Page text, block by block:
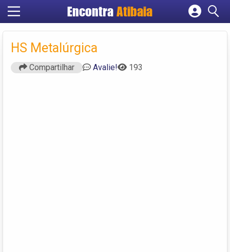
Encontra Atibaia
Cadastrar empresa
HS Metalúrgica
Compartilhar Avalie! 193